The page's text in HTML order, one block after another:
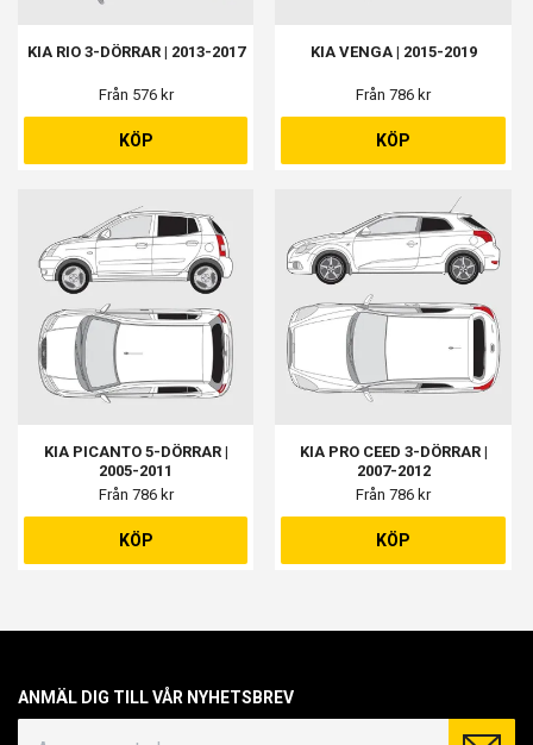
KIA RIO 3-DÖRRAR | 2013-2017
Från 576 kr
KÖP
KIA VENGA | 2015-2019
Från 786 kr
KÖP
KIA PICANTO 5-DÖRRAR |
2005-2011
Från 786 kr
KÖP
KIA PRO CEED 3-DÖRRAR |
2007-2012
Från 786 kr
KÖP
ANMÄL DIG TILL VÅR NYHETSBREV